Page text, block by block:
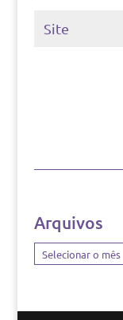
Arquivos
Arquivos